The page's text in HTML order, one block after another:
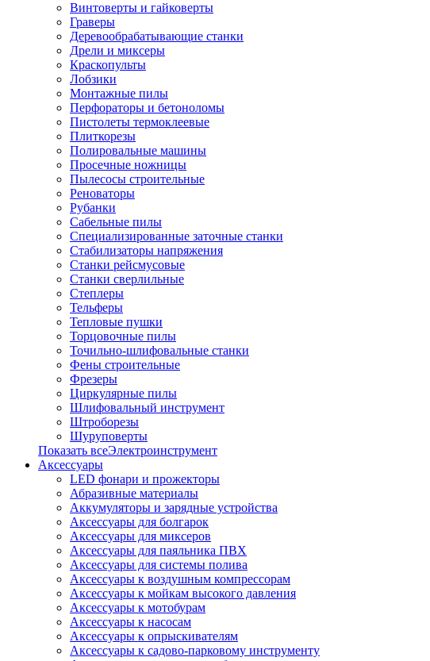
Винтоверты и гайковерты
Граверы
Деревообрабатывающие станки
Дрели и миксеры
Краскопульты
Лобзики
Монтажные пилы
Перфораторы и бетоноломы
Пистолеты термоклеевые
Плиткорезы
Полировальные машины
Просечные ножницы
Пылесосы строительные
Реноваторы
Рубанки
Сабельные пилы
Специализированные заточные станки
Стабилизаторы напряжения
Станки рейсмусовые
Станки сверлильные
Степлеры
Тельферы
Тепловые пушки
Торцовочные пилы
Точильно-шлифовальные станки
Фены строительные
Фрезеры
Циркулярные пилы
Шлифовальный инструмент
Штроборезы
Шуруповерты
Показать всеЭлектроинструмент
Аксессуары
LED фонари и прожекторы
Абразивные материалы
Аккумуляторы и зарядные устройства
Аксессуары для болгарок
Аксессуары для миксеров
Аксессуары для паяльника ПВХ
Аксессуары для системы полива
Аксессуары к воздушным компрессорам
Аксессуары к мойкам высокого давления
Аксессуары к мотобурам
Аксессуары к насосам
Аксессуары к опрыскивателям
Аксессуары к садово-парковому инструменту